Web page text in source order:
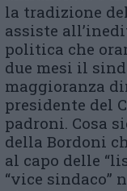
la tradizione
assiste
politica che
due mesi il
maggioranza
presidente del
padroni. Cosa
della Bordoni
al capo delle
“vice sindaco”